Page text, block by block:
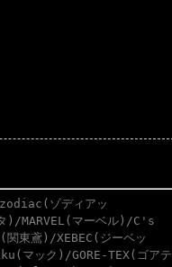
ゾディアッ
)/MARVEL(マーベル)/C's
東鳶)/XEBEC(ジーベッ
マック)/GORE-TEX(ゴアテ